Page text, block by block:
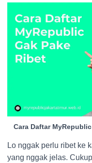
Cara Daftar
Lo nggak perlu ribet ke
yang nggak jelas.